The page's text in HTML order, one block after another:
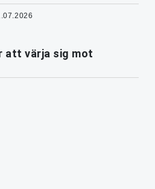
att värja sig mot